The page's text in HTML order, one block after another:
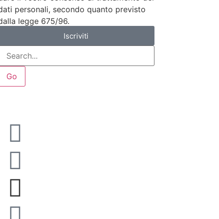
personali, secondo quanto previsto
legge 675/96.
Iscriviti
Go